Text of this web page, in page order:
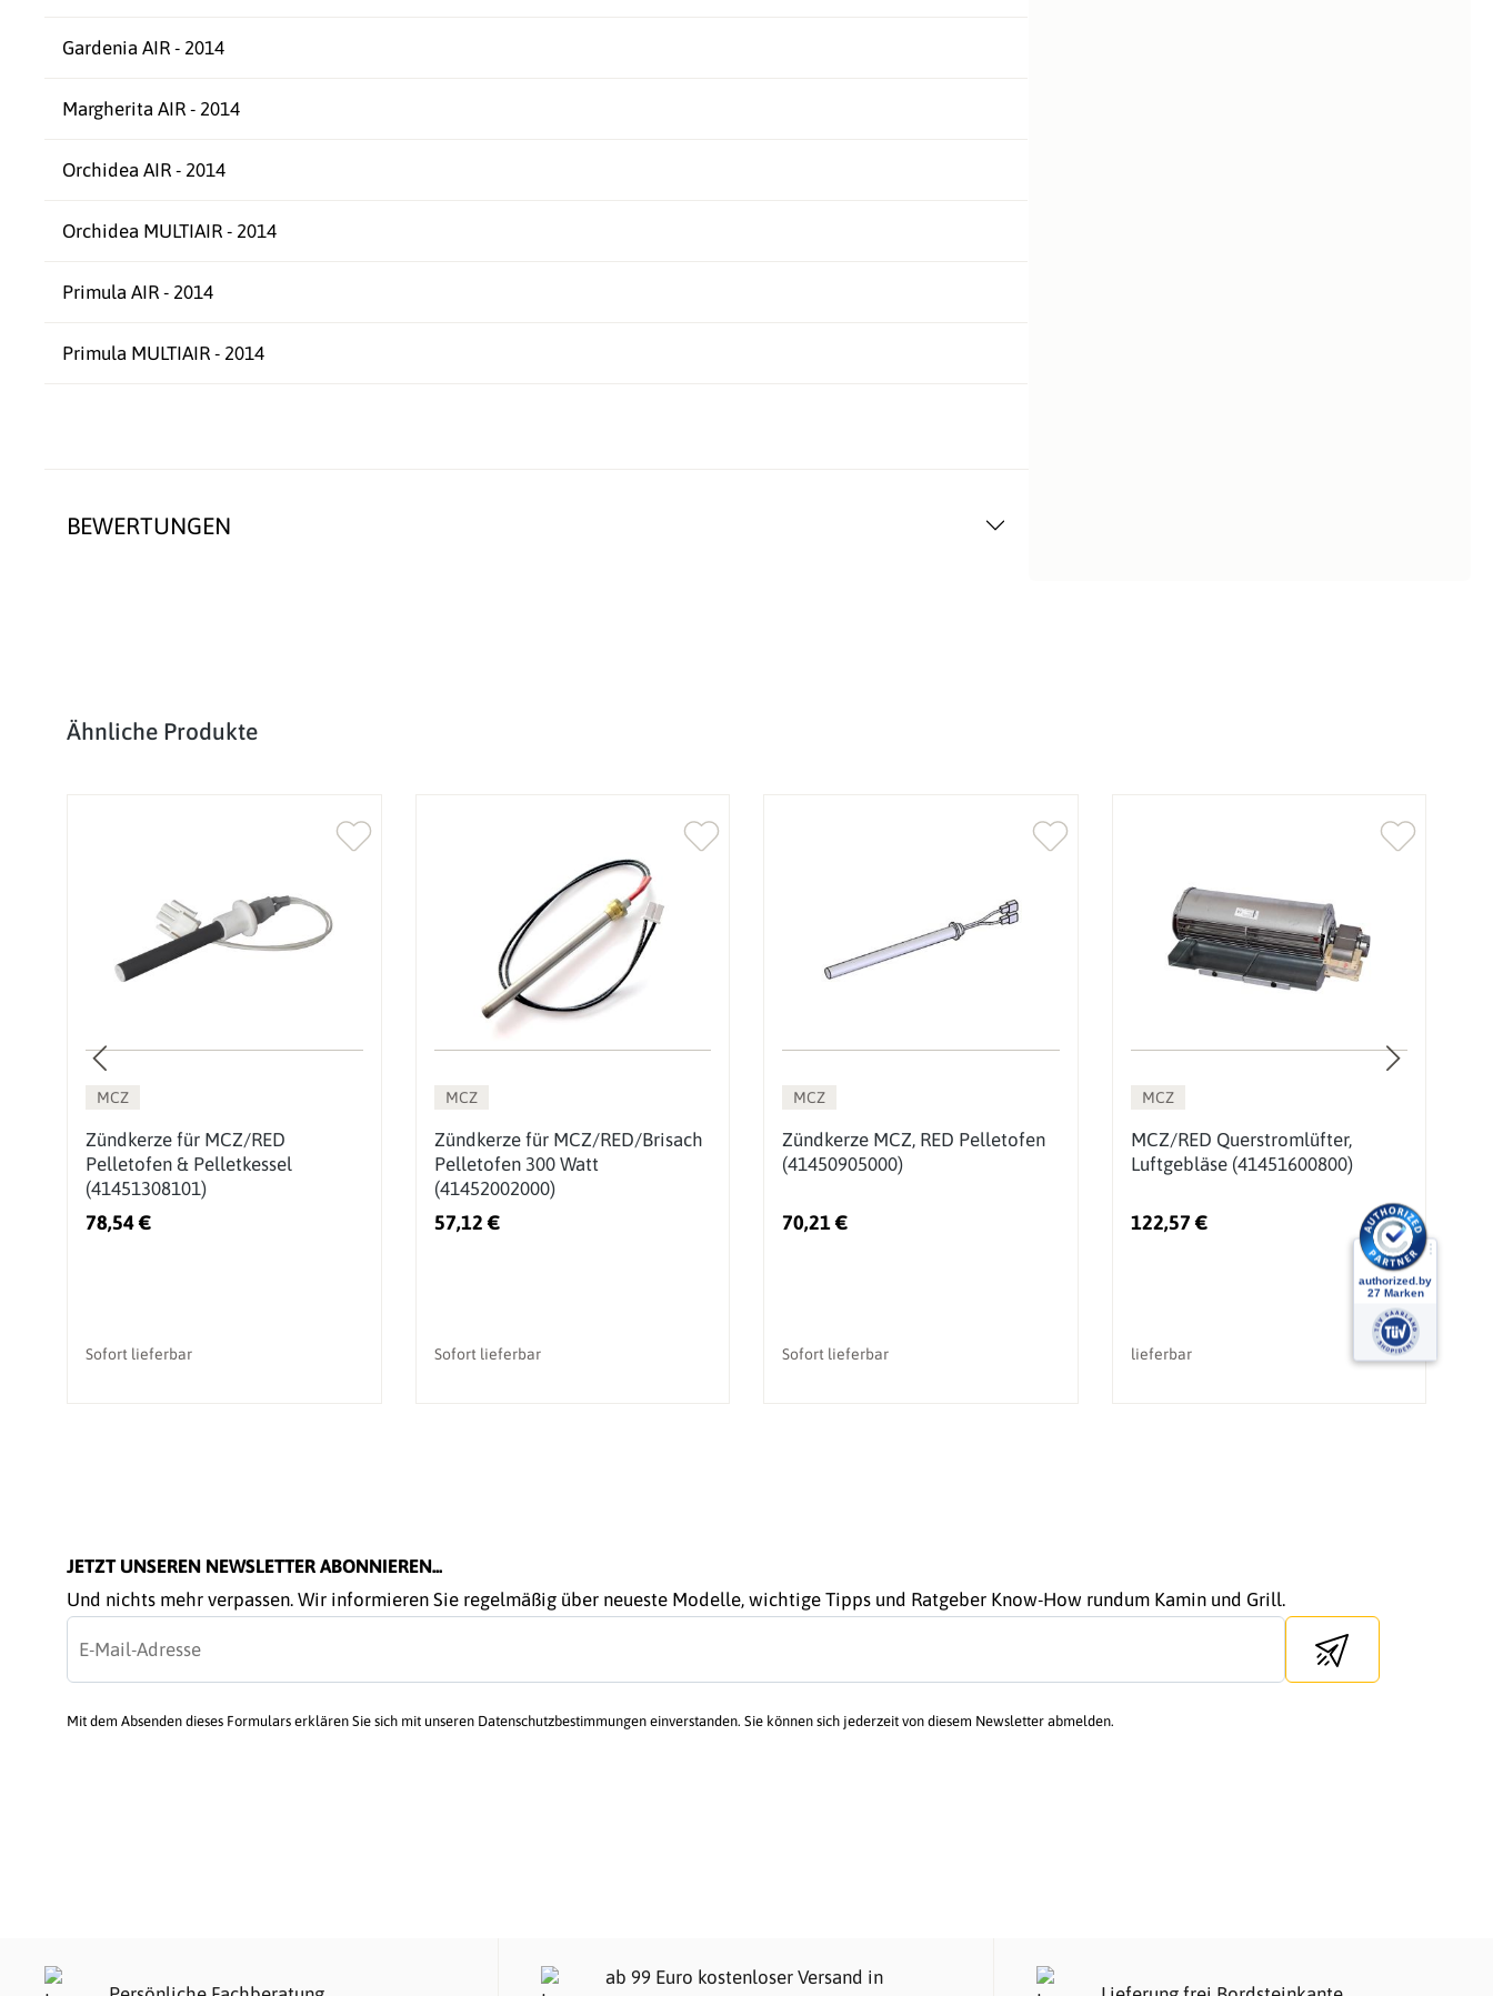
Gardenia AIR - 2014
Margherita AIR - 2014
Orchidea AIR - 2014
Orchidea MULTIAIR - 2014
Primula AIR - 2014
Primula MULTIAIR - 2014
BEWERTUNGEN
Produktgalerie überspringen
Ähnliche Produkte
MCZ
Zündkerze für MCZ/RED
Pelletofen & Pelletkessel
(41451308101)
78,54 €
Sofort lieferbar
MCZ
Zündkerze für MCZ/RED/Brisach
Pelletofen 300 Watt
(41452002000)
57,12 €
Sofort lieferbar
MCZ
Zündkerze MCZ, RED Pelletofen
(41450905000)
70,21 €
Sofort lieferbar
MCZ
MCZ/RED Querstromlüfter,
Luftgebläse (41451600800)
122,57 €
lieferbar
JETZT UNSEREN NEWSLETTER ABONNIEREN...
Und nichts mehr verpassen. Wir informieren Sie regelmäßig über neueste Modelle, wichtige Tipps und Ratgeber Know-How rundum Kamin und Grill.
Send newsletter
Mit dem Absenden dieses Formulars erklären Sie sich mit unseren Datenschutzbestimmungen einverstanden. Sie können sich jederzeit von diesem Newsletter abmelden.
ab 99 Euro kostenloser Versand in